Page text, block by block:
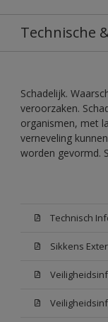
Technische
Schadelijk.
veroorzaken.
organismen, met
verneveling
worden gevormd.
Technisch